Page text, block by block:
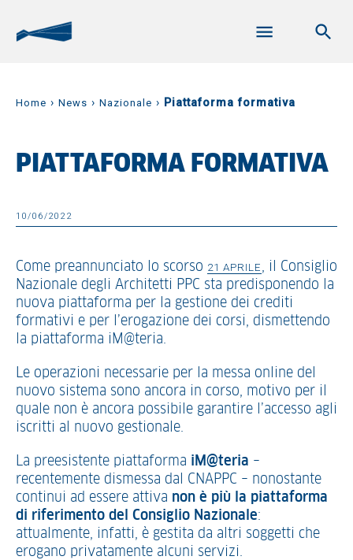
Home › News › Nazionale › Piattaforma formativa
PIATTAFORMA FORMATIVA
10/06/2022
Come preannunciato lo scorso 21 APRILE, il Consiglio
Nazionale degli Architetti PPC sta predisponendo la
nuova piattaforma per la gestione dei crediti
formativi e per l’erogazione dei corsi, dismettendo
la piattaforma iM@teria.
Le operazioni necessarie per la messa online del
nuovo sistema sono ancora in corso, motivo per il
quale non è ancora possibile garantire l’accesso agli
iscritti al nuovo gestionale.
La preesistente piattaforma iM@teria –
recentemente dismessa dal CNAPPC – nonostante
continui ad essere attiva non è più la piattaforma
di riferimento del Consiglio Nazionale:
attualmente, infatti, è gestita da altri soggetti che
erogano privatamente alcuni servizi.